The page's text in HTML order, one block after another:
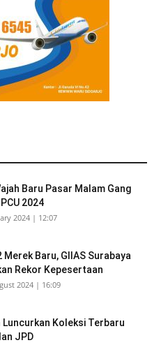
Baru Pasar Malam Gang
2024
2024 | 12:07
Merek Baru, GIIAS Surabaya
Rekor Kepesertaan
2024 | 16:09
Luncurkan Koleksi Terbaru
JPD